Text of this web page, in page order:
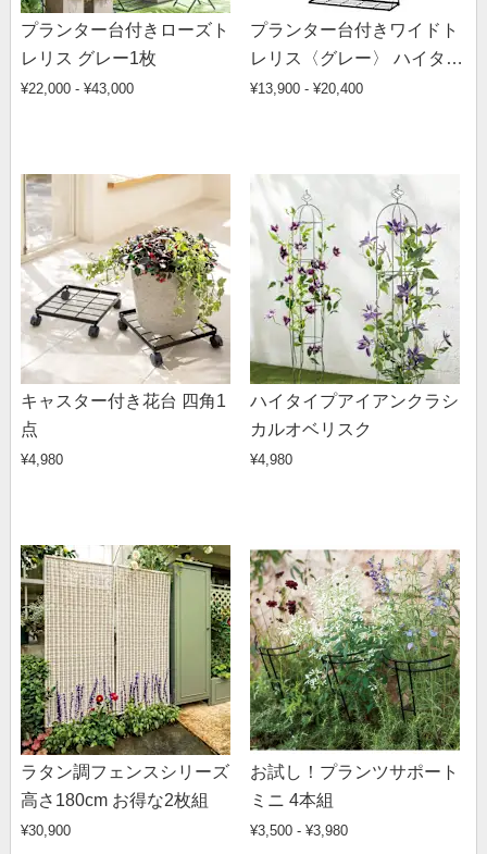
プランター台付きローズト
レリス グレー1枚
¥22,000 - ¥43,000
プランター台付きワイドト
レリス〈グレー〉 ハイタイ
プ 高さ196cm
¥13,900 - ¥20,400
キャスター付き花台 四角1
点
¥4,980
ハイタイプアイアンクラシ
カルオベリスク
¥4,980
ラタン調フェンスシリーズ
高さ180cm お得な2枚組
¥30,900
お試し！プランツサポート
ミニ 4本組
¥3,500 - ¥3,980